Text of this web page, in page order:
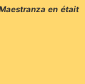
en était